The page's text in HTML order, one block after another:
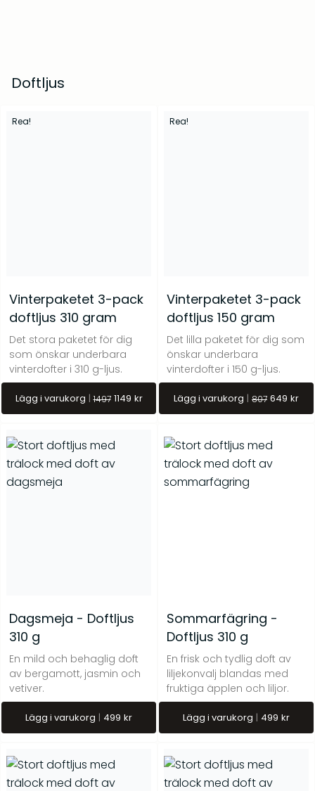
kr399 kr269
Doftljus
Rea!
Vinterpaketet 3-pack
doftljus 310 gram
Det stora paketet för dig
som önskar underbara
vinterdofter i 310 g-ljus.
Lägg i varukorg 1497 1149 kr
Rea!
Vinterpaketet 3-pack
doftljus 150 gram
Det lilla paketet för dig som
önskar underbara
vinterdofter i 150 g-ljus.
Lägg i varukorg 807 649 kr
Dagsmeja - Doftljus
310 g
En mild och behaglig doft
av bergamott, jasmin och
vetiver.
Lägg i varukorg 499 kr
Sommarfägring -
Doftljus 310 g
En frisk och tydlig doft av
liljekonvalj blandas med
fruktiga äpplen och liljor.
Lägg i varukorg 499 kr